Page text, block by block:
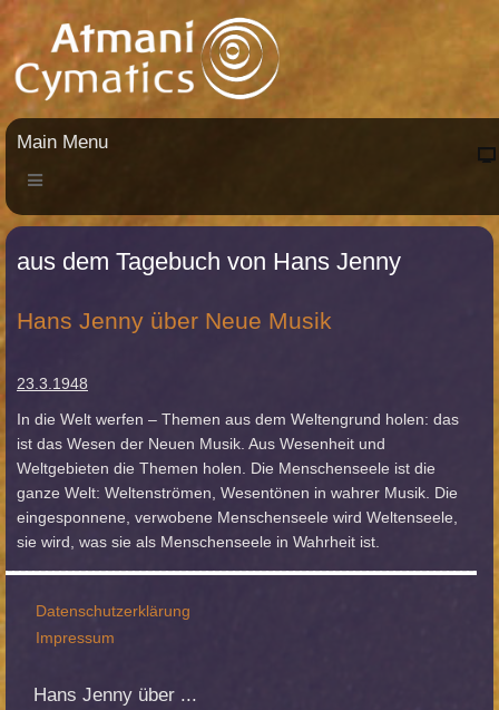
Main Menu
aus dem Tagebuch von Hans Jenny
Hans Jenny über Neue Musik
23.3.1948
In die Welt werfen – Themen aus dem Weltengrund holen: das
ist das Wesen der Neuen Musik. Aus Wesenheit und
Weltgebieten die Themen holen. Die Menschenseele ist die
ganze Welt: Weltenströmen, Wesentönen in wahrer Musik. Die
eingesponnene, verwobene Menschenseele wird Weltenseele,
sie wird, was sie als Menschenseele in Wahrheit ist.
Datenschutzerklärung
Impressum
Hans Jenny über ...